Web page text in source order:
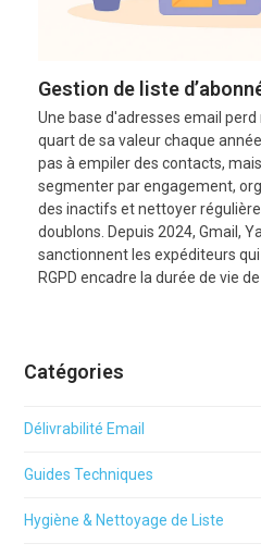
Gestion de liste
Une base d'adresses email
quart de sa valeur chaque
pas à empiler des contacts,
segmenter par engagement,
des inactifs et nettoyer
doublons. Depuis 2024, Gmail,
sanctionnent les expéditeurs
RGPD encadre la durée de vie
Catégories
Délivrabilité Email
Guides Techniques
Hygiène & Nettoyage de Liste